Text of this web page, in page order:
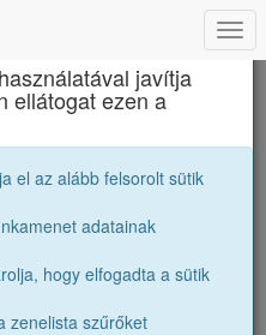
kollégiumok
javítja
ellátogat ezen a
el az alább felsorolt sütik
adatainak
hogy elfogadta a sütik
zenelista szűrőket